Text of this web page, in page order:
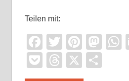
Teilen mit:
Facebook
Twitter
PocketThreads
X